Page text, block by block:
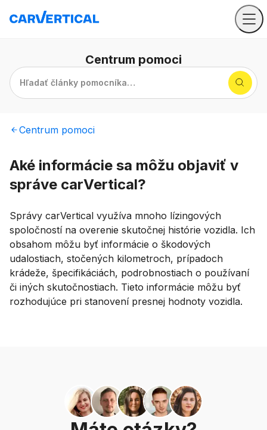
Centrum pomoci
Hľadať články pomocníka…
Centrum pomoci
Aké informácie sa môžu objaviť v
správe carVertical?
Správy carVertical využíva mnoho lízingových
spoločností na overenie skutočnej histórie vozidla. Ich
obsahom môžu byť informácie o škodových
udalostiach, stočených kilometroch, prípadoch
krádeže, špecifikáciách, podrobnostiach o používaní
či iných skutočnostiach. Tieto informácie môžu byť
rozhodujúce pri stanovení presnej hodnoty vozidla.